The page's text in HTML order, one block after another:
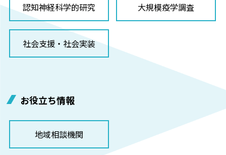
認知神経科学的研究 大規模疫学調査
社会支援・社会実装
お役立ち情報
地域相談機関